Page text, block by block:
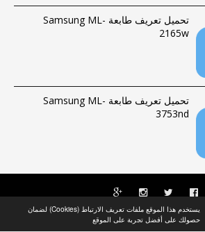
يستخدم هذا الموقع ملفات تعريف الارتباط (Cookies) لضمان
حصولك على أفضل تجربة على الموقع
تحميل تعريف طابعة Samsung ML-
2165w
تحميل تعريف طابعة Samsung ML-
3753nd
فهرس الموقع| راسلنا Albumdriver